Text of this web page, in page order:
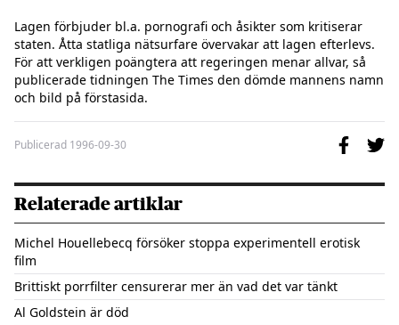
Lagen förbjuder bl.a. pornografi och åsikter som kritiserar
staten. Åtta statliga nätsurfare övervakar att lagen efterlevs.
För att verkligen poängtera att regeringen menar allvar, så
publicerade tidningen The Times den dömde mannens namn
och bild på förstasida.
Publicerad 1996-09-30
Relaterade artiklar
Michel Houellebecq försöker stoppa experimentell erotisk
film
Brittiskt porrfilter censurerar mer än vad det var tänkt
Al Goldstein är död